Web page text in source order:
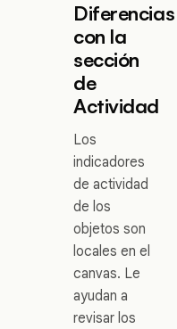
Diferencias
con la
sección
de
Actividad
Los
indicadores
de actividad
de los
objetos son
locales en el
canvas. Le
ayudan a
revisar los